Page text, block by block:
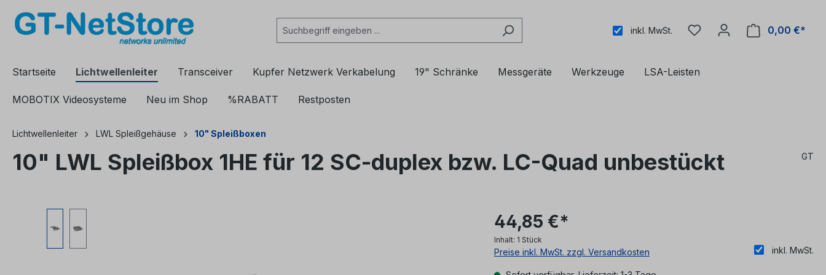
Zur Hauptnavigation springen
inkl. MwSt.
0,00 €*
Startseite Lichtwellenleiter Transceiver Kupfer Netzwerk Verkabelung 19" Schränke Messgeräte Werkzeuge LSA-Leisten
MOBOTIX Videosysteme Neu im Shop %RABATT Restposten
Lichtwellenleiter LWL Spleißgehäuse 10" Spleißboxen
10" LWL Spleißbox 1HE für 12 SC-duplex bzw. LC-Quad unbestückt GT
44,85 €*
Inhalt: 1 Stück
inkl. MwSt.
Preise inkl. MwSt. zzgl. Versandkosten